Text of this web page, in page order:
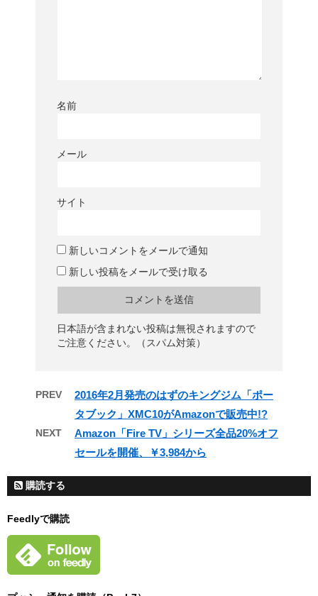
名前
メール
サイト
新しいコメントをメールで通知
新しい投稿をメールで受け取る
日本語が含まれない投稿は無視されますので
ご注意ください。（スパム対策）
PREV
2016年2月発売のはずのキングジム「ポー
タブック」XMC10がAmazonで販売中!?
NEXT
Amazon「Fire TV」シリーズ全品20%オフ
セールを開催、￥3,984から
購読する
Feedlyで購読